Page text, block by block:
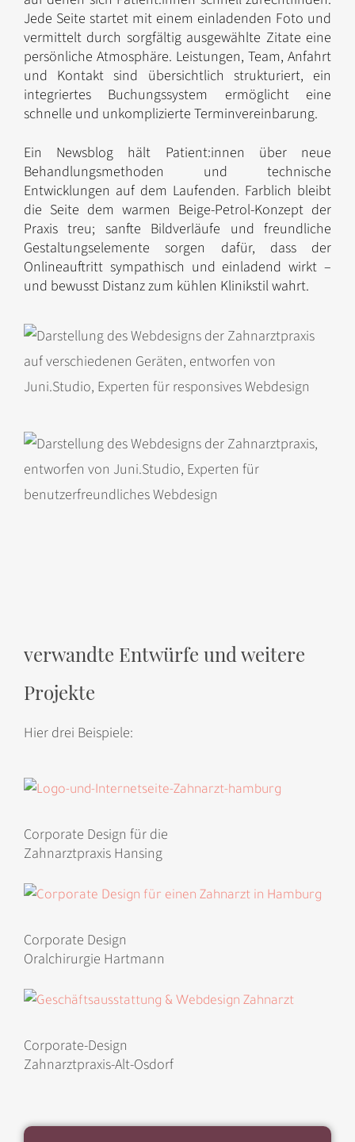
Jede Seite startet mit einem einladenden Foto und
vermittelt durch sorgfältig ausgewählte Zitate eine
persönliche Atmosphäre. Leistungen, Team, Anfahrt
und Kontakt sind übersichtlich strukturiert, ein
integriertes Buchungssystem ermöglicht eine
schnelle und unkomplizierte Terminvereinbarung.
Ein Newsblog hält Patient:innen über neue
Behandlungsmethoden und technische
Entwicklungen auf dem Laufenden. Farblich bleibt
die Seite dem warmen Beige-Petrol-Konzept der
Praxis treu; sanfte Bildverläufe und freundliche
Gestaltungselemente sorgen dafür, dass der
Onlineauftritt sympathisch und einladend wirkt –
und bewusst Distanz zum kühlen Klinikstil wahrt.
verwandte Entwürfe und weitere
Projekte
Hier drei Beispiele:
Corporate Design für die
Zahnarztpraxis Hansing
Corporate Design
Oralchirurgie Hartmann
Corporate-Design
Zahnarztpraxis-Alt-Osdorf